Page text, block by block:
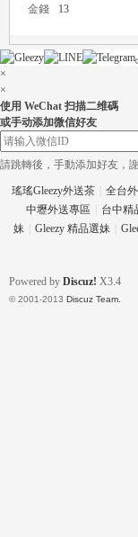
eez
金錢
13
×
×
使用 WeChat 扫描二维碼
或手动添加微信好友
請跳轉後，手動添加好友，
瑤瑤Gleezy外送茶 全台
中壢外送專區
台中精
妹
Gleezy 精品選妹
Powered by Discuz! X3.4
© 2001-2013 Discuz Team.